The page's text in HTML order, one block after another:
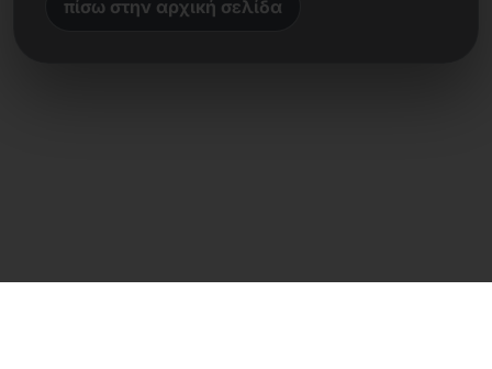
πίσω στην αρχική σελίδα